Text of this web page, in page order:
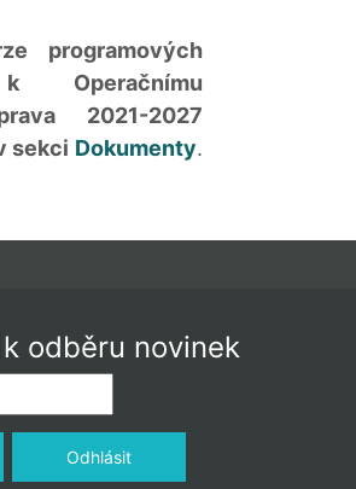
programových
Operačnímu
2021-2027
sekci Dokumenty.
odběru novinek